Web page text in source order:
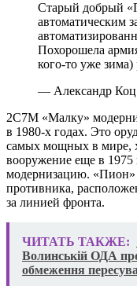
Старый добрый
автоматическим
Похорошела
кого-то уже
— Александр Коц
2С7М «Малку»
в 1980-х годах. Это
самых мощных в мире,
вооружение еще в
модернизацию. «Пион»
противника,
за линией фронта.
ЧИТАТЬ ТАКЖЕ:
Волинській ОДА
обмеження